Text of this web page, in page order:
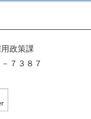
政策課
７３８７